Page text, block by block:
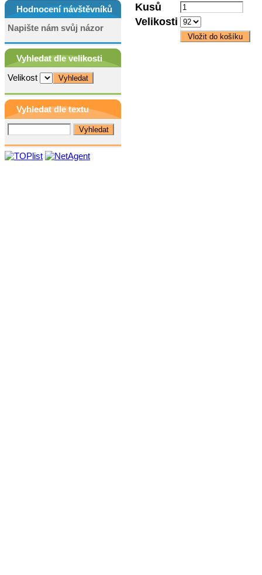
Hodnocení návštěvníků
Napište nám svůj názor
Vyhledat dle velikosti
Velikost
Vyhledat dle textu
Kusů
Velikosti